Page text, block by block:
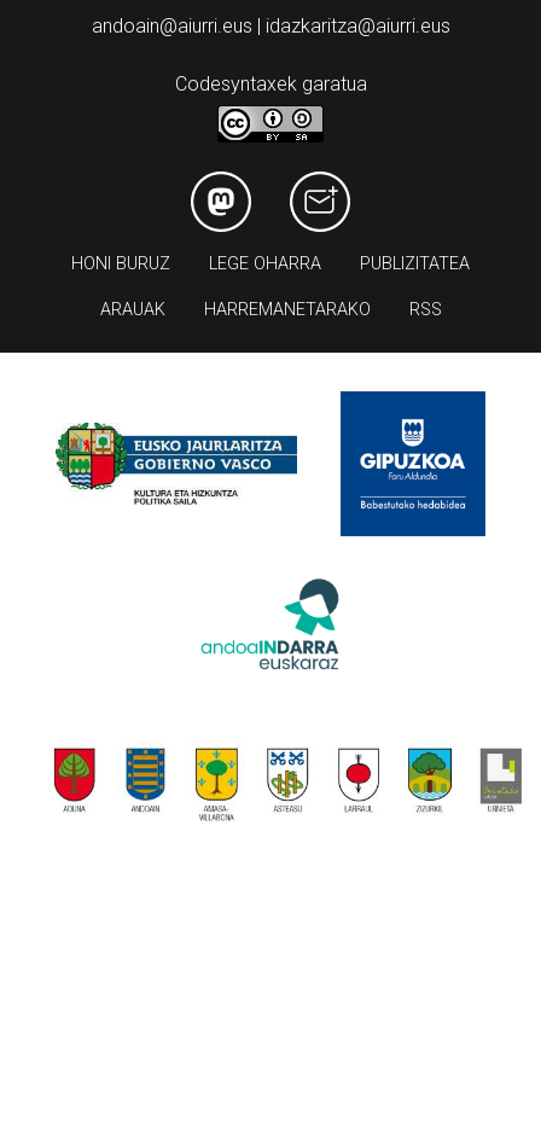
andoain@aiurri.eus | idazkaritza@aiurri.eus
Codesyntaxek garatua
HONI BURUZ LEGE OHARRA PUBLIZITATEA
ARAUAK HARREMANETARAKO RSS